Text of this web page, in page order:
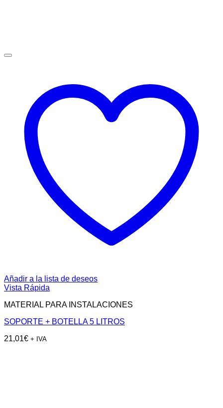
Añadir a la lista de deseos
Vista Rápida
MATERIAL PARA INSTALACIONES
SOPORTE + BOTELLA 5 LITROS
21,01€ + IVA